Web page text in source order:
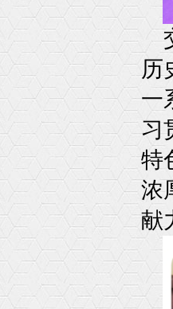
历
一
习
特
浓
献